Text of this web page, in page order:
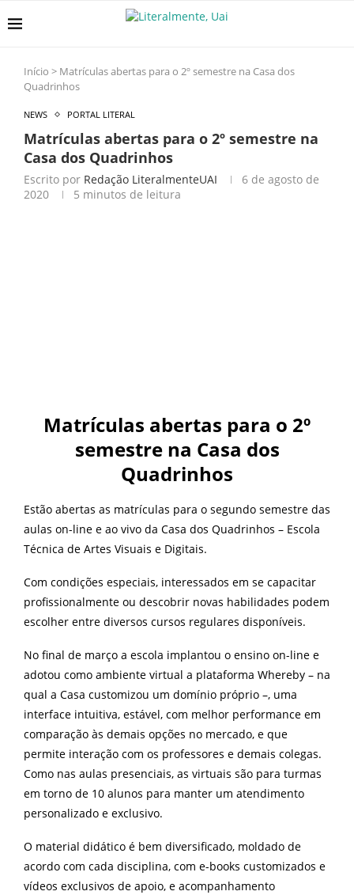
Início > Matrículas abertas para o 2º semestre na Casa dos
Quadrinhos
NEWS PORTAL LITERAL
Matrículas abertas para o 2º semestre na
Casa dos Quadrinhos
Escrito por Redação LiteralmenteUAI
6 de agosto de
2020
5 minutos de leitura
Matrículas abertas para o 2º
semestre na Casa dos
Quadrinhos
Estão abertas as matrículas para o segundo semestre das
aulas on-line e ao vivo da Casa dos Quadrinhos – Escola
Técnica de Artes Visuais e Digitais.
Com condições especiais, interessados em se capacitar
profissionalmente ou descobrir novas habilidades podem
escolher entre diversos cursos regulares disponíveis.
No final de março a escola implantou o ensino on-line e
adotou como ambiente virtual a plataforma Whereby – na
qual a Casa customizou um domínio próprio –, uma
interface intuitiva, estável, com melhor performance em
comparação às demais opções no mercado, e que
permite interação com os professores e demais colegas.
Como nas aulas presenciais, as virtuais são para turmas
em torno de 10 alunos para manter um atendimento
personalizado e exclusivo.
O material didático é bem diversificado, moldado de
acordo com cada disciplina, com e-books customizados e
vídeos exclusivos de apoio, e acompanhamento